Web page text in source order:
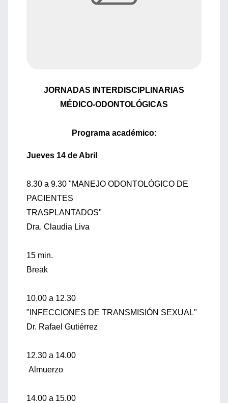
JORNADAS INTERDISCIPLINARIAS
MÉDICO-ODONTOLÓGICAS
Programa académico:
Jueves 14 de Abril
8.30 a 9.30 "MANEJO ODONTOLÓGICO DE
PACIENTES
TRASPLANTADOS"
Dra. Claudia Liva
15 min.
Break
10.00 a 12.30
"INFECCIONES DE TRANSMISIÓN SEXUAL"
Dr. Rafael Gutiérrez
12.30 a 14.00
Almuerzo
14.00 a 15.00